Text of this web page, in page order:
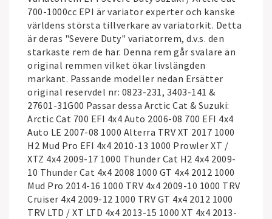
700-1000cc EPI är variator experter och kanske
världens största tillverkare av variatorkit. Detta
är deras "Severe Duty" variatorrem, d.v.s. den
starkaste rem de har. Denna rem går svalare än
original remmen vilket ökar livslängden
markant. Passande modeller nedan Ersätter
original reservdel nr: 0823-231, 3403-141 &
27601-31G00 Passar dessa Arctic Cat & Suzuki:
Arctic Cat 700 EFI 4x4 Auto 2006-08 700 EFI 4x4
Auto LE 2007-08 1000 Alterra TRV XT 2017 1000
H2 Mud Pro EFI 4x4 2010-13 1000 Prowler XT /
XTZ 4x4 2009-17 1000 Thunder Cat H2 4x4 2009-
10 Thunder Cat 4x4 2008 1000 GT 4x4 2012 1000
Mud Pro 2014-16 1000 TRV 4x4 2009-10 1000 TRV
Cruiser 4x4 2009-12 1000 TRV GT 4x4 2012 1000
TRV LTD / XT LTD 4x4 2013-15 1000 XT 4x4 2013-